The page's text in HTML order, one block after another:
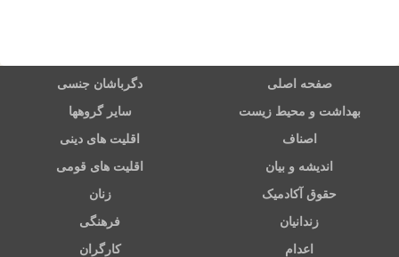
صفحه اصلی دگرباشان جنسی
بهداشت و محیط زیست سایر گروهها
اصناف اقلیت های دینی
اندیشه و بیان اقلیت های قومی
حقوق آکادمیک زنان
زندانیان فرهنگی
اعدام کارگران